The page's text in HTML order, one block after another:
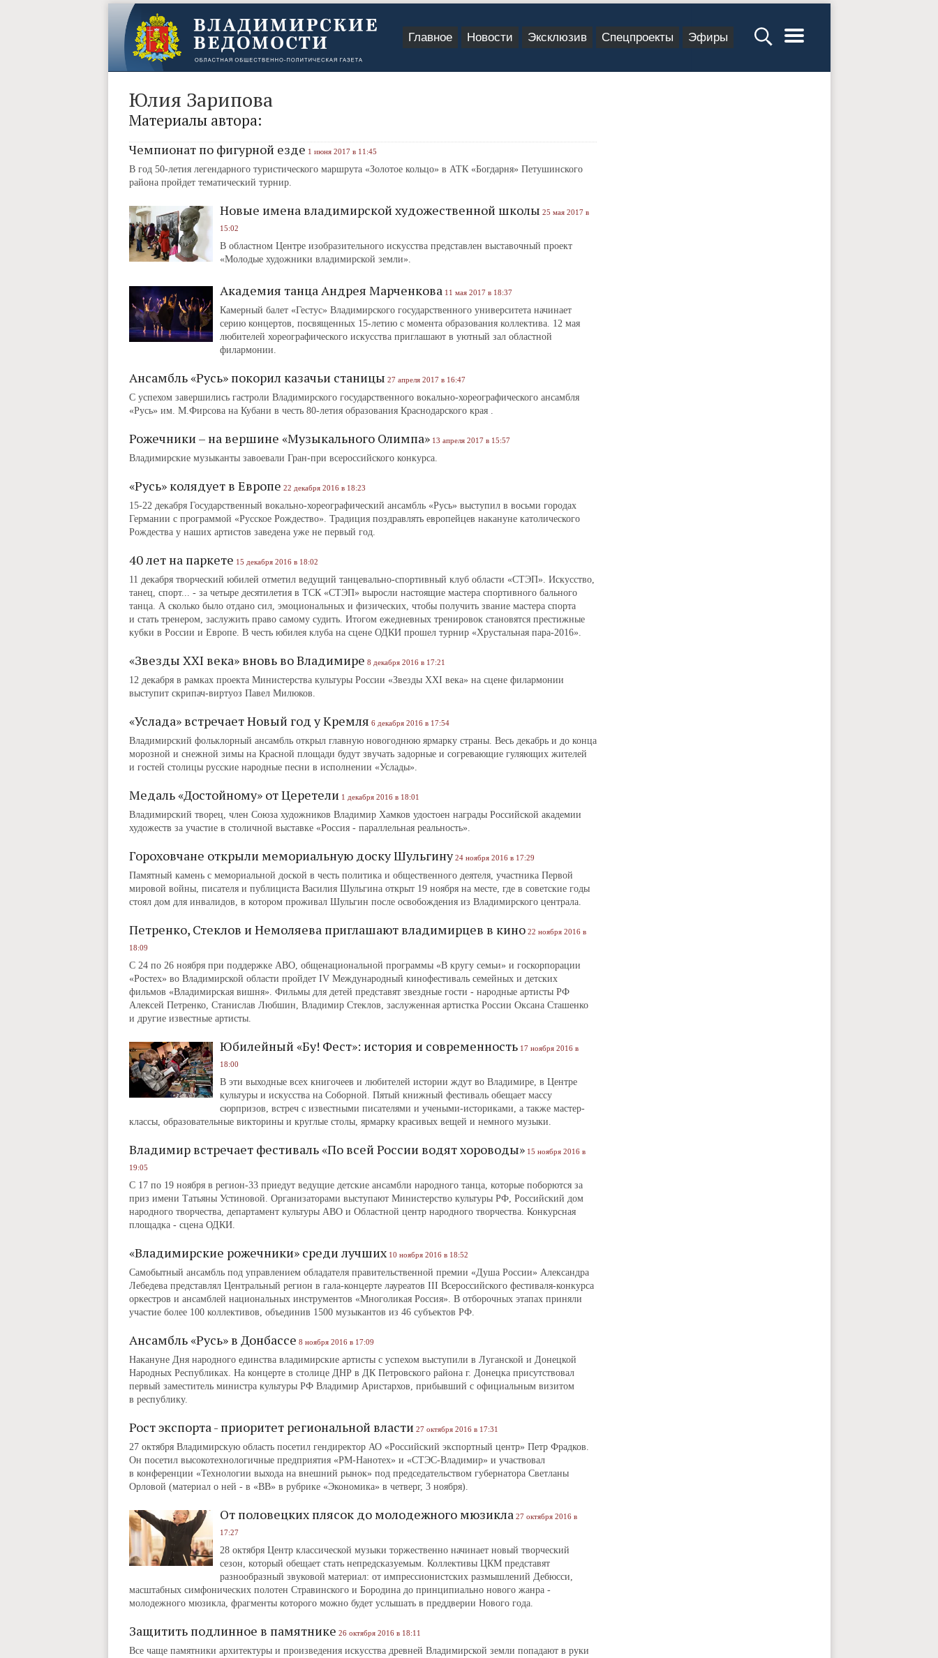
Главное Новости Эксклюзив Спецпроекты Эфиры
Юлия Зарипова
Материалы автора:
Чемпионат по фигурной езде 1 июня 2017 в 11:45
В год 50-летия легендарного туристического маршрута «Золотое кольцо» в АТК «Богдарня» Петушинского
района пройдет тематический турнир.
Новые имена владимирской художественной школы 25 мая 2017 в
15:02
В областном Центре изобразительного искусства представлен выставочный проект
«Молодые художники владимирской земли».
Академия танца Андрея Марченкова 11 мая 2017 в 18:37
Камерный балет «Гестус» Владимирского государственного университета начинает
серию концертов, посвященных 15-летию с момента образования коллектива. 12 мая
любителей хореографического искусства приглашают в уютный зал областной
филармонии.
Ансамбль «Русь» покорил казачьи станицы 27 апреля 2017 в 16:47
С успехом завершились гастроли Владимирского государственного вокально-хореографического ансамбля
«Русь» им. М.Фирсова на Кубани в честь 80-летия образования Краснодарского края .
Рожечники – на вершине «Музыкального Олимпа» 13 апреля 2017 в 15:57
Владимирские музыканты завоевали Гран-при всероссийского конкурса.
«Русь» колядует в Европе 22 декабря 2016 в 18:23
15-22 декабря Государственный вокально-хореографический ансамбль «Русь» выступил в восьми городах
Германии с программой «Русское Рождество». Традиция поздравлять европейцев накануне католического
Рождества у наших артистов заведена уже не первый год.
40 лет на паркете 15 декабря 2016 в 18:02
11 декабря творческий юбилей отметил ведущий танцевально-спортивный клуб области «СТЭП». Искусство,
танец, спорт... ‑ за четыре десятилетия в ТСК «СТЭП» выросли настоящие мастера спортивного бального
танца. А сколько было отдано сил, эмоциональных и физических, чтобы получить звание мастера спорта
и стать тренером, заслужить право самому судить. Итогом ежедневных тренировок становятся престижные
кубки в России и Европе. В честь юбилея клуба на сцене ОДКИ прошел турнир «Хрустальная пара-2016».
«Звезды XXI века» вновь во Владимире 8 декабря 2016 в 17:21
12 декабря в рамках проекта Министерства культуры России «Звезды XXI века» на сцене филармонии
выступит скрипач-виртуоз Павел Милюков.
«Услада» встречает Новый год у Кремля 6 декабря 2016 в 17:54
Владимирский фольклорный ансамбль открыл главную новогоднюю ярмарку страны. Весь декабрь и до конца
морозной и снежной зимы на Красной площади будут звучать задорные и согревающие гуляющих жителей
и гостей столицы русские народные песни в исполнении «Услады».
Медаль «Достойному» от Церетели 1 декабря 2016 в 18:01
Владимирский творец, член Союза художников Владимир Хамков удостоен награды Российской академии
художеств за участие в столичной выставке «Россия ‑ параллельная реальность».
Гороховчане открыли мемориальную доску Шульгину 24 ноября 2016 в 17:29
Памятный камень с мемориальной доской в честь политика и общественного деятеля, участника Первой
мировой войны, писателя и публициста Василия Шульгина открыт 19 ноября на месте, где в советские годы
стоял дом для инвалидов, в котором проживал Шульгин после освобождения из Владимирского централа.
Петренко, Стеклов и Немоляева приглашают владимирцев в кино 22 ноября 2016 в
18:09
С 24 по 26 ноября при поддержке АВО, общенациональной программы «В кругу семьи» и госкорпорации
«Ростех» во Владимирской области пройдет IV Международный кинофестиваль семейных и детских
фильмов «Владимирская вишня». Фильмы для детей представят звездные гости - народные артисты РФ
Алексей Петренко, Станислав Любшин, Владимир Стеклов, заслуженная артистка России Оксана Сташенко
и другие известные артисты.
Юбилейный «Бу! Фест»: история и современность 17 ноября 2016 в
18:00
В эти выходные всех книгочеев и любителей истории ждут во Владимире, в Центре
культуры и искусства на Соборной. Пятый книжный фестиваль обещает массу
сюрпризов, встреч с известными писателями и учеными-историками, а также мастер-
классы, образовательные викторины и круглые столы, ярмарку красивых вещей и немного музыки.
Владимир встречает фестиваль «По всей России водят хороводы» 15 ноября 2016 в
19:05
С 17 по 19 ноября в регион-33 приедут ведущие детские ансамбли народного танца, которые поборются за
приз имени Татьяны Устиновой. Организаторами выступают Министерство культуры РФ, Российский дом
народного творчества, департамент культуры АВО и Областной центр народного творчества. Конкурсная
площадка ‑ сцена ОДКИ.
«Владимирские рожечники» среди лучших 10 ноября 2016 в 18:52
Самобытный ансамбль под управлением обладателя правительственной премии «Душа России» Александра
Лебедева представлял Центральный регион в гала-концерте лауреатов III Всероссийского фестиваля-конкурса
оркестров и ансамблей национальных инструментов «Многоликая Россия». В отборочных этапах приняли
участие более 100 коллективов, объединив 1500 музыкантов из 46 субъектов РФ.
Ансамбль «Русь» в Донбассе 8 ноября 2016 в 17:09
Накануне Дня народного единства владимирские артисты с успехом выступили в Луганской и Донецкой
Народных Республиках. На концерте в столице ДНР в ДК Петровского района г. Донецка присутствовал
первый заместитель министра культуры РФ Владимир Аристархов, прибывший с официальным визитом
в республику.
Рост экспорта - приоритет региональной власти 27 октября 2016 в 17:31
27 октября Владимирскую область посетил гендиректор АО «Российский экспортный центр» Петр Фрадков.
Он посетил высокотехнологичные предприятия «РМ-Нанотех» и «СТЭС-Владимир» и участвовал
в конференции «Технологии выхода на внешний рынок» под председательством губернатора Светланы
Орловой (материал о ней - в «ВВ» в рубрике «Экономика» в четверг, 3 ноября).
От половецких плясок до молодежного мюзикла 27 октября 2016 в
17:27
28 октября Центр классической музыки торжественно начинает новый творческий
сезон, который обещает стать непредсказуемым. Коллективы ЦКМ представят
разнообразный звуковой материал: от импрессионистских размышлений Дебюсси,
масштабных симфонических полотен Стравинского и Бородина до принципиально нового жанра ‑
молодежного мюзикла, фрагменты которого можно будет услышать в преддверии Нового года.
Защитить подлинное в памятнике 26 октября 2016 в 18:11
Все чаще памятники архитектуры и произведения искусства древней Владимирской земли попадают в руки